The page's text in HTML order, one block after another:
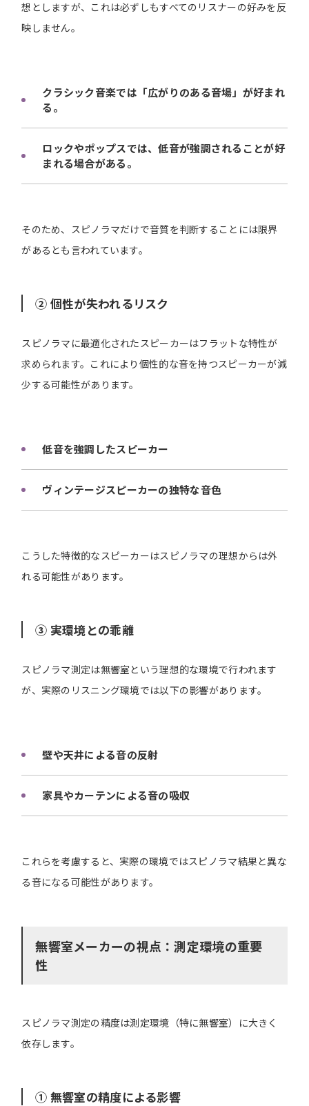
想としますが、これは必ずしもすべてのリスナーの好みを反
映しません。
クラシック音楽では「広がりのある音場」が好まれ
る。
ロックやポップスでは、低音が強調されることが好
まれる場合がある。
そのため、スピノラマだけで音質を判断することには限界
があるとも言われています。
② 個性が失われるリスク
スピノラマに最適化されたスピーカーはフラットな特性が
求められます。これにより個性的な音を持つスピーカーが減
少する可能性があります。
低音を強調したスピーカー
ヴィンテージスピーカーの独特な音色
こうした特徴的なスピーカーはスピノラマの理想からは外
れる可能性があります。
③ 実環境との乖離
スピノラマ測定は無響室という理想的な環境で行われます
が、実際のリスニング環境では以下の影響があります。
壁や天井による音の反射
家具やカーテンによる音の吸収
これらを考慮すると、実際の環境ではスピノラマ結果と異な
る音になる可能性があります。
無響室メーカーの視点：測定環境の重要
性
スピノラマ測定の精度は測定環境（特に無響室）に大きく
依存します。
① 無響室の精度による影響